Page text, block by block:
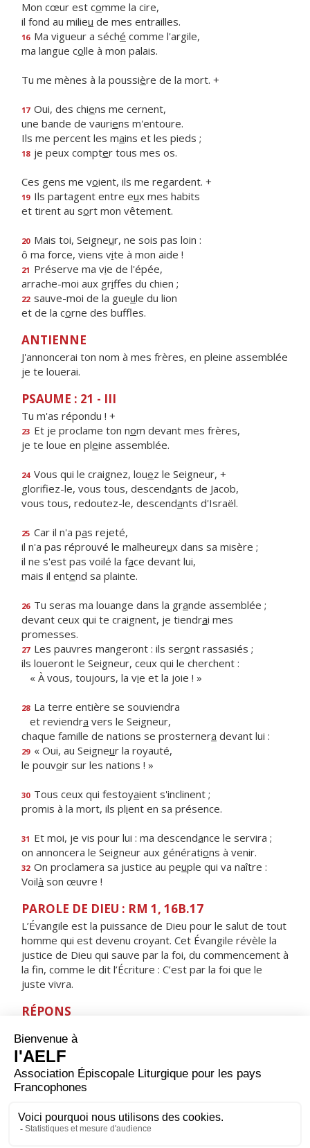
Mon cœur est comme la cire,
il fond au milieu de mes entrailles.
16 Ma vigueur a séché comme l'argile,
ma langue colle à mon palais.
Tu me mènes à la poussière de la mort. +
17 Oui, des chiens me cernent,
une bande de vauriens m'entoure.
Ils me percent les mains et les pieds ;
18 je peux compter tous mes os.
Ces gens me voient, ils me regardent. +
19 Ils partagent entre eux mes habits
et tirent au sort mon vêtement.
20 Mais toi, Seigneur, ne sois pas loin :
ô ma force, viens vite à mon aide !
21 Préserve ma vie de l'épée,
arrache-moi aux griffes du chien ;
22 sauve-moi de la gueule du lion
et de la corne des buffles.
ANTIENNE
J'annoncerai ton nom à mes frères, en pleine assemblée
je te louerai.
PSAUME : 21 - III
Tu m'as répondu ! +
23 Et je proclame ton nom devant mes frères,
je te loue en pleine assemblée.
24 Vous qui le craignez, louez le Seigneur, +
glorifiez-le, vous tous, descendants de Jacob,
vous tous, redoutez-le, descendants d'Israël.
25 Car il n'a pas rejeté,
il n'a pas réprouvé le malheureux dans sa misère ;
il ne s'est pas voilé la face devant lui,
mais il entend sa plainte.
26 Tu seras ma louange dans la grande assemblée ;
devant ceux qui te craignent, je tiendrai mes
promesses.
27 Les pauvres mangeront : ils seront rassasiés ;
ils loueront le Seigneur, ceux qui le cherchent :
« À vous, toujours, la vie et la joie ! »
28 La terre entière se souviendra
et reviendra vers le Seigneur,
chaque famille de nations se prosternera devant lui :
29 « Oui, au Seigneur la royauté,
le pouvoir sur les nations ! »
30 Tous ceux qui festoyaient s'inclinent ;
promis à la mort, ils plient en sa présence.
31 Et moi, je vis pour lui : ma descendance le servira ;
on annoncera le Seigneur aux générations à venir.
32 On proclamera sa justice au peuple qui va naître :
Voilà son œuvre !
PAROLE DE DIEU : RM 1, 16B.17
L’Évangile est la puissance de Dieu pour le salut de tout
homme qui est devenu croyant. Cet Évangile révèle la
justice de Dieu qui sauve par la foi, du commencement à
la fin, comme le dit l’Écriture : C’est par la foi que le
juste vivra.
RÉPONS
notre confiance est dans son nom très saint.
ORAISON
Nous te supplions instamment, Seigneur Jésus, à l'heure
pardonne-nous les fautes commises et protège-nous
pour l'avenir. Toi qui règnes.